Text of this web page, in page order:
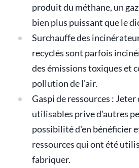
produit du méthane, un
bien plus puissant que le
Surchauffe des
recyclés sont parfois
des émissions toxiques et
pollution de l'air.
Gaspi de ressources :
utilisables prive d'autres
possibilité d'en bénéficier
ressources qui ont été
fabriquer.